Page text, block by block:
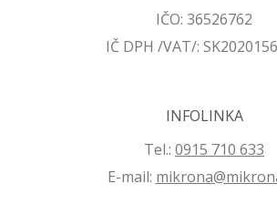
IČO: 36526762
IČ DPH /VAT/:
INFOLINKA
Tel.: 0915 710 633
E-mail: